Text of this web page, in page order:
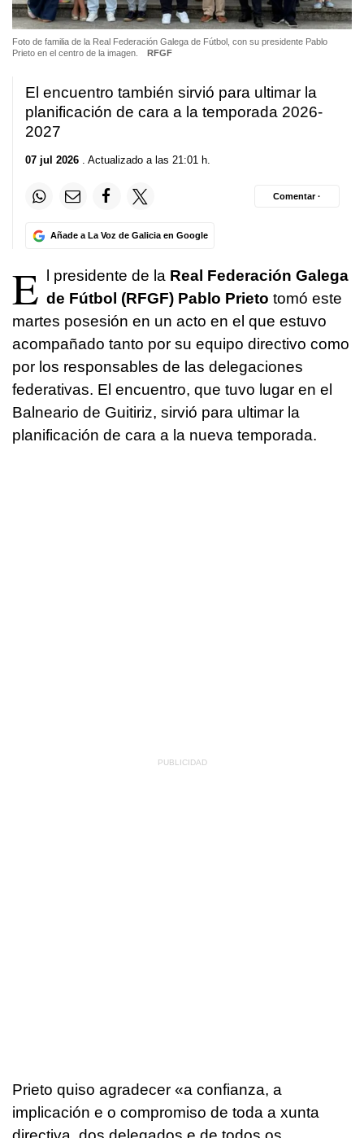
Foto de familia de la Real Federación Galega de Fútbol, con su presidente Pablo
Prieto en el centro de la imagen.
RFGF
El encuentro también sirvió para ultimar la
planificación de cara a la temporada 2026-
2027
07 jul 2026 . Actualizado a las 21:01 h.
Añade a La Voz de Galicia en Google
Comentar ·
E l presidente de la Real Federación Galega
de Fútbol (RFGF) Pablo Prieto tomó este
martes posesión en un acto en el que estuvo
acompañado tanto por su equipo directivo como
por los responsables de las delegaciones
federativas. El encuentro, que tuvo lugar en el
Balneario de Guitiriz, sirvió para ultimar la
planificación de cara a la nueva temporada.
Prieto quiso agradecer «a confianza, a
implicación e o compromiso de toda a xunta